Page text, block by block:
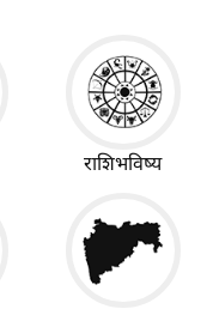
राशिभविष्य